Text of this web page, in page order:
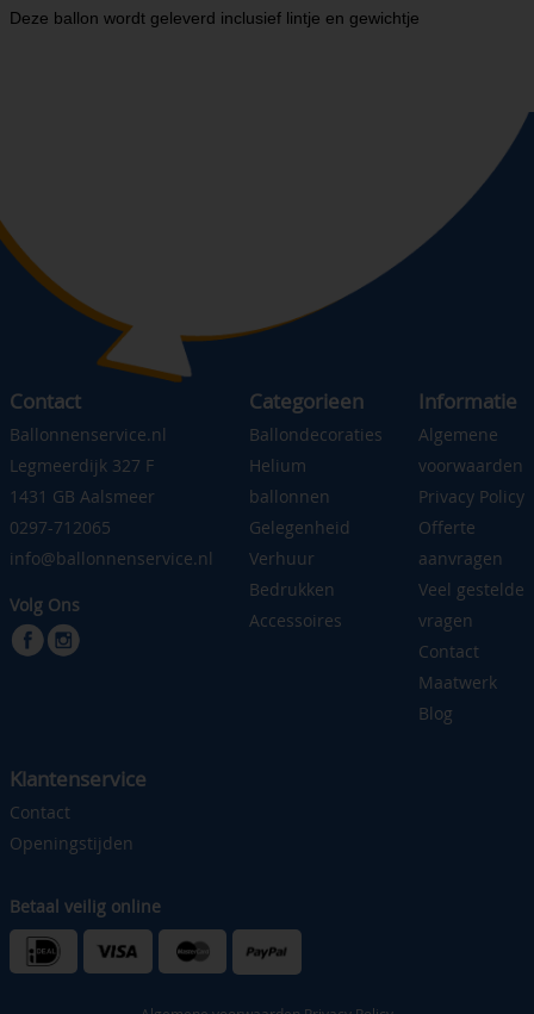
Deze ballon wordt geleverd inclusief lintje en gewichtje
Contact
Ballonnenservice.nl
Legmeerdijk 327 F
1431 GB Aalsmeer
0297-712065
info@ballonnenservice.nl
Volg Ons
Categorieen
Ballondecoraties
Helium
ballonnen
Gelegenheid
Verhuur
Bedrukken
Accessoires
Informatie
Algemene
voorwaarden
Privacy Policy
Offerte
aanvragen
Veel gestelde
vragen
Contact
Maatwerk
Blog
Klantenservice
Contact
Openingstijden
Betaal veilig online